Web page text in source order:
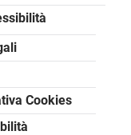
Cookies